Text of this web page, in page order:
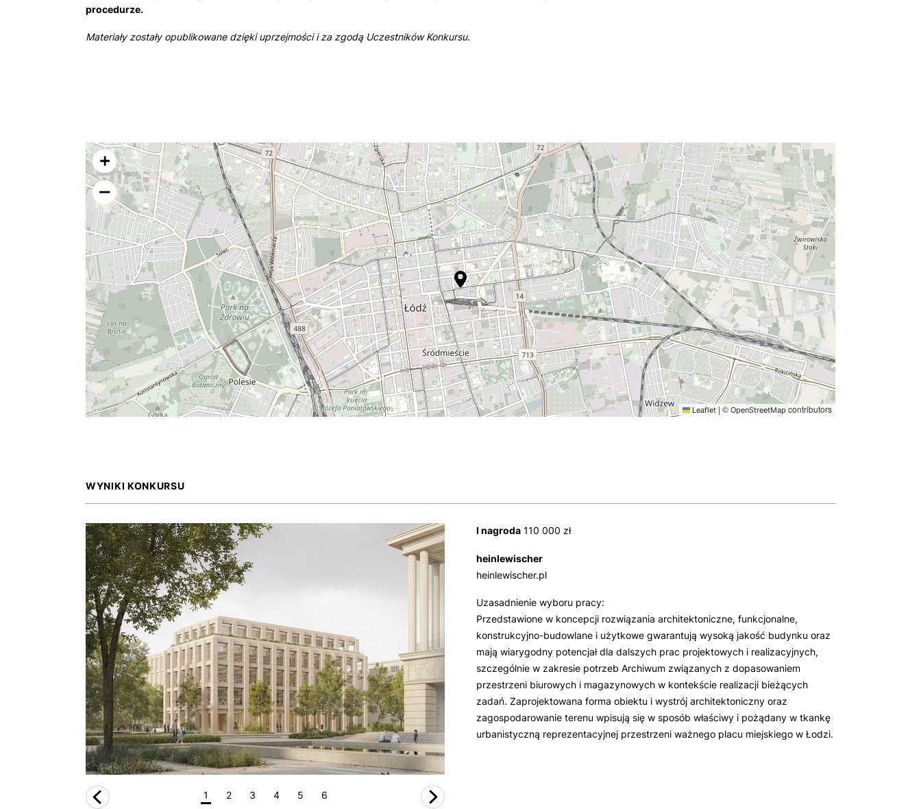
procedurze.
Materiały zostały opublikowane dzięki uprzejmości i za zgodą Uczestników Konkursu.
Leaflet |© OpenStreetMap contributors
WYNIKI KONKURSU
Zaloguj się, aby mieć pełny dostęp do galerii.
Rejestracja jest darmowa i pomaga nam
udostępniać materiały bezpłatnie.
zaloguj się
1 2 3 4 5 6
I nagroda 110 000 zł
heinlewischer
heinlewischer.pl
Uzasadnienie wyboru pracy:
Przedstawione w koncepcji rozwiązania architektoniczne, funkcjonalne,
konstrukcyjno-budowlane i użytkowe gwarantują wysoką jakość budynku oraz
mają wiarygodny potencjał dla dalszych prac projektowych i realizacyjnych,
szczególnie w zakresie potrzeb Archiwum związanych z dopasowaniem
przestrzeni biurowych i magazynowych w kontekście realizacji bieżących
zadań. Zaprojektowana forma obiektu i wystrój architektoniczny oraz
zagospodarowanie terenu wpisują się w sposób właściwy i pożądany w tkankę
urbanistyczną reprezentacyjnej przestrzeni ważnego placu miejskiego w Łodzi.